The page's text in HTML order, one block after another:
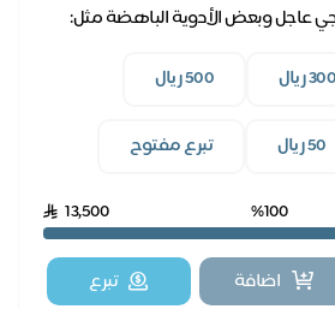
وبعض الأدوية الباهضة مثل:
تبرع مفتوح
%100
13,500
اضافة تبرع